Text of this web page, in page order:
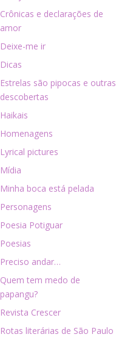
Crônicas e declarações de
amor
Deixe-me ir
Dicas
Estrelas são pipocas e outras
descobertas
Haikais
Homenagens
Lyrical pictures
Mídia
Minha boca está pelada
Personagens
Poesia Potiguar
Poesias
Preciso andar…
Quem tem medo de
papangu?
Revista Crescer
Rotas literárias de São Paulo